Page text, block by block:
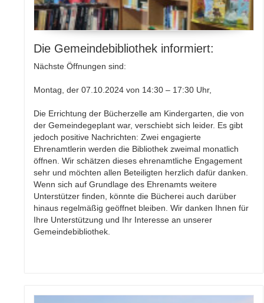
Die Gemeindebibliothek informiert:
Nächste Öffnungen sind:
Montag, der 07.10.2024 von 14:30 – 17:30 Uhr,
Die Errichtung der Bücherzelle am Kindergarten, die von
der Gemeindegeplant war, verschiebt sich leider. Es gibt
jedoch positive Nachrichten: Zwei engagierte
Ehrenamtlerin werden die Bibliothek zweimal monatlich
öffnen. Wir schätzen dieses ehrenamtliche Engagement
sehr und möchten allen Beteiligten herzlich dafür danken.
Wenn sich auf Grundlage des Ehrenamts weitere
Unterstützer finden, könnte die Bücherei auch darüber
hinaus regelmäßig geöffnet bleiben. Wir danken Ihnen für
Ihre Unterstützung und Ihr Interesse an unserer
Gemeindebibliothek.